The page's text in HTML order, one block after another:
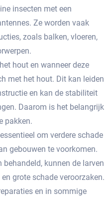
insecten met een
Ze worden vaak
zoals balken, vloeren,
hout en wanneer deze
met het hout.​ Dit kan leiden
en kan de stabiliteit
Daarom is het belangrijk
pakken.​
om verdere schade
gebouwen te voorkomen.
kunnen de larven
grote schade veroorzaken.​
en in sommige